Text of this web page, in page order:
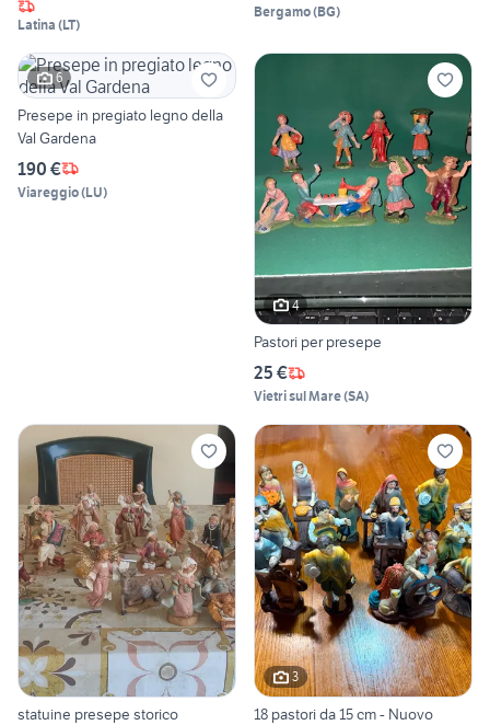
Latina (LT)
Bergamo(BG)
6
Presepe in pregiato legno della
Val Gardena
190 €
Viareggio(LU)
4
Pastori per presepe
25 €
Vietri sul Mare(SA)
statuine presepe storico
3
18 pastori da 15 cm - Nuovo